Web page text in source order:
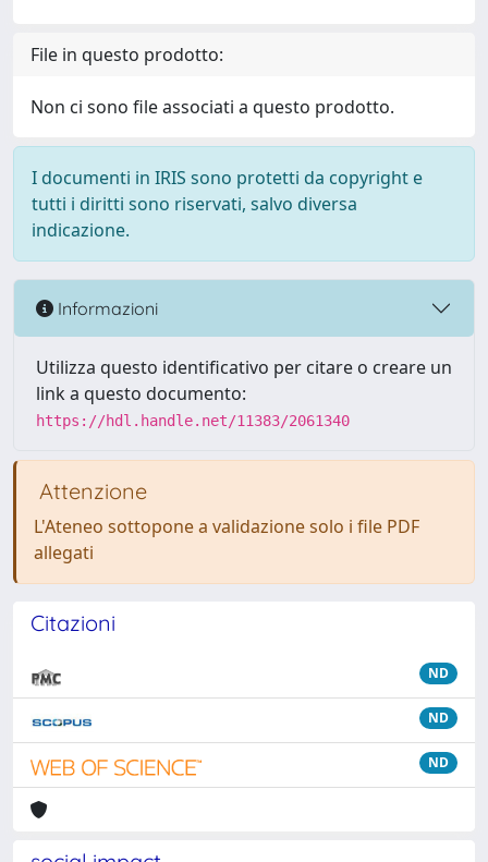
File in questo prodotto:
Non ci sono file associati a questo prodotto.
I documenti in IRIS sono protetti da copyright e
tutti i diritti sono riservati, salvo diversa
indicazione.
Informazioni
Utilizza questo identificativo per citare o creare un
link a questo documento:
https://hdl.handle.net/11383/2061340
Attenzione
L'Ateneo sottopone a validazione solo i file PDF
allegati
Citazioni
ND
ND
ND